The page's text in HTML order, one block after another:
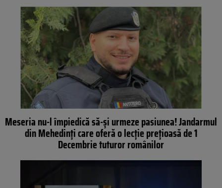
Meseria nu-l împiedică să-și urmeze pasiunea! Jandarmul
din Mehedinți care oferă o lecție prețioasă de 1
Decembrie tuturor românilor